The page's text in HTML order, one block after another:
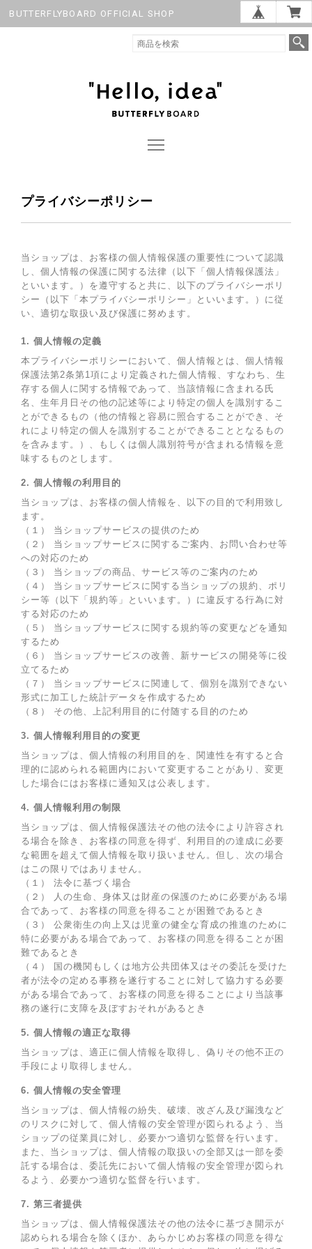
BUTTERFLYBOARD OFFICIAL SHOP
プライバシーポリシー
当ショップは、お客様の個人情報保護の重要性について認識
し、個人情報の保護に関する法律（以下「個人情報保護法」
といいます。）を遵守すると共に、以下のプライバシーポリ
シー（以下「本プライバシーポリシー」といいます。）に従
い、適切な取扱い及び保護に努めます。
1. 個人情報の定義
本プライバシーポリシーにおいて、個人情報とは、個人情報
保護法第2条第1項により定義された個人情報、すなわち、生
存する個人に関する情報であって、当該情報に含まれる氏
名、生年月日その他の記述等により特定の個人を識別するこ
とができるもの（他の情報と容易に照合することができ、そ
れにより特定の個人を識別することができることとなるもの
を含みます。）、もしくは個人識別符号が含まれる情報を意
味するものとします。
2. 個人情報の利用目的
当ショップは、お客様の個人情報を、以下の目的で利用致し
ます。
（１） 当ショップサービスの提供のため
（２） 当ショップサービスに関するご案内、お問い合わせ等
への対応のため
（３） 当ショップの商品、サービス等のご案内のため
（４） 当ショップサービスに関する当ショップの規約、ポリ
シー等（以下「規約等」といいます。）に違反する行為に対
する対応のため
（５） 当ショップサービスに関する規約等の変更などを通知
するため
（６） 当ショップサービスの改善、新サービスの開発等に役
立てるため
（７） 当ショップサービスに関連して、個別を識別できない
形式に加工した統計データを作成するため
（８） その他、上記利用目的に付随する目的のため
3. 個人情報利用目的の変更
当ショップは、個人情報の利用目的を、関連性を有すると合
理的に認められる範囲内において変更することがあり、変更
した場合にはお客様に通知又は公表します。
4. 個人情報利用の制限
当ショップは、個人情報保護法その他の法令により許容され
る場合を除き、お客様の同意を得ず、利用目的の達成に必要
な範囲を超えて個人情報を取り扱いません。但し、次の場合
はこの限りではありません。
（１） 法令に基づく場合
（２） 人の生命、身体又は財産の保護のために必要がある場
合であって、お客様の同意を得ることが困難であるとき
（３） 公衆衛生の向上又は児童の健全な育成の推進のために
特に必要がある場合であって、お客様の同意を得ることが困
難であるとき
（４） 国の機関もしくは地方公共団体又はその委託を受けた
者が法令の定める事務を遂行することに対して協力する必要
がある場合であって、お客様の同意を得ることにより当該事
務の遂行に支障を及ぼすおそれがあるとき
5. 個人情報の適正な取得
当ショップは、適正に個人情報を取得し、偽りその他不正の
手段により取得しません。
6. 個人情報の安全管理
当ショップは、個人情報の紛失、破壊、改ざん及び漏洩など
のリスクに対して、個人情報の安全管理が図られるよう、当
ショップの従業員に対し、必要かつ適切な監督を行います。
また、当ショップは、個人情報の取扱いの全部又は一部を委
託する場合は、委託先において個人情報の安全管理が図られ
るよう、必要かつ適切な監督を行います。
7. 第三者提供
当ショップは、個人情報保護法その他の法令に基づき開示が
認められる場合を除くほか、あらかじめお客様の同意を得な